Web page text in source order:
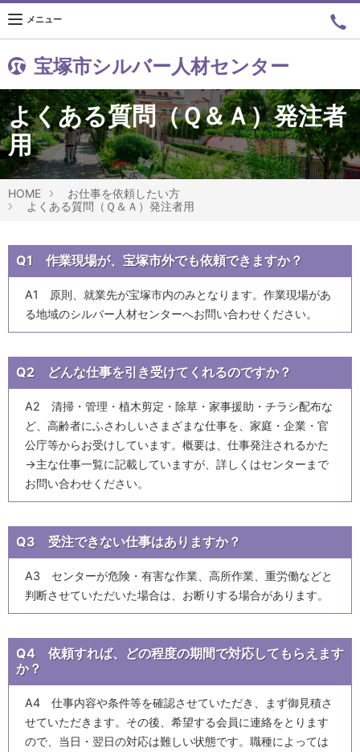
宝塚市シルバー人材センター
メニュー
よくある質問（Ｑ＆Ａ）発注者
用
HOME
お仕事を依頼したい方
よくある質問（Ｑ＆Ａ）発注者用
Q1 作業現場が、宝塚市外でも依頼できますか？
A1 原則、就業先が宝塚市内のみとなります。作業現場があ
る地域のシルバー人材センターへお問い合わせください。
Q2 どんな仕事を引き受けてくれるのですか？
A2 清掃・管理・植木剪定・除草・家事援助・チラシ配布な
ど、高齢者にふさわしいさまざまな仕事を、家庭・企業・官
公庁等からお受けしています。概要は、仕事発注されるかた
→主な仕事一覧に記載していますが、詳しくはセンターまで
お問い合わせください。
Q3 受注できない仕事はありますか？
A3 センターが危険・有害な作業、高所作業、重労働などと
判断させていただいた場合は、お断りする場合があります。
Q4 依頼すれば、どの程度の期間で対応してもらえます
か？
A4 仕事内容や条件等を確認させていただき、まず御見積さ
せていただきます。その後、希望する会員に連絡をとります
ので、当日・翌日の対応は難しい状態です。職種によっては